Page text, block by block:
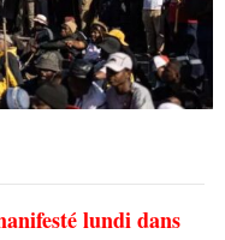
lundi dans